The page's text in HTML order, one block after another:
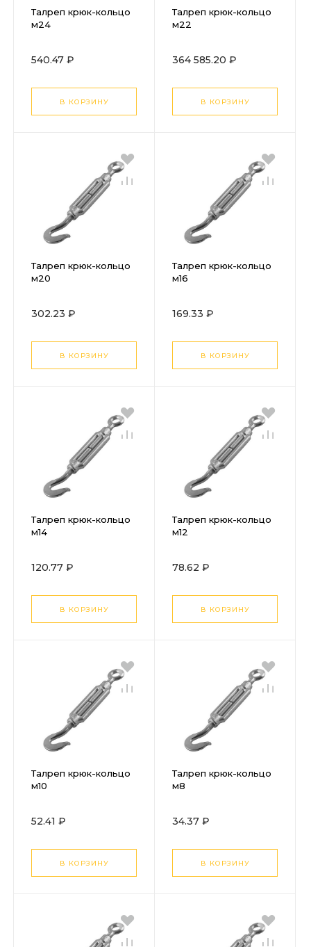
Талреп крюк-кольцо
м24
540.47 ₽
В КОРЗИНУ
Талреп крюк-кольцо
м22
364 585.20 ₽
В КОРЗИНУ
Талреп крюк-кольцо
м20
302.23 ₽
В КОРЗИНУ
Талреп крюк-кольцо
м16
169.33 ₽
В КОРЗИНУ
Талреп крюк-кольцо
м14
120.77 ₽
В КОРЗИНУ
Талреп крюк-кольцо
м12
78.62 ₽
В КОРЗИНУ
Талреп крюк-кольцо
м10
52.41 ₽
В КОРЗИНУ
Талреп крюк-кольцо
м8
34.37 ₽
В КОРЗИНУ